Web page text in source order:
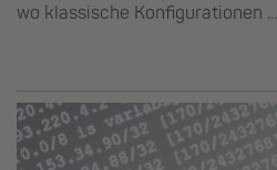
wo klassische Konfigurationen ...